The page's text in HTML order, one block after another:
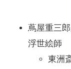
蔦屋重三
浮世絵師
東洲